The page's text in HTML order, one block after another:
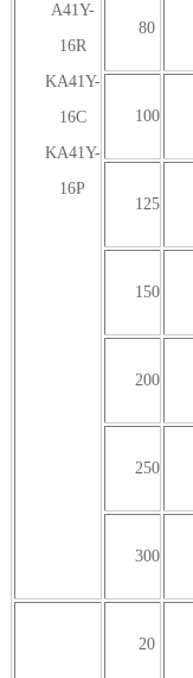
A41Y-
16R
KA41Y-
16C
KA41Y-
16P
80
100
125
150
200
250
300
20